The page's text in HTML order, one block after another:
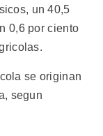
un 40,5
0,6 por ciento
se originan
segun